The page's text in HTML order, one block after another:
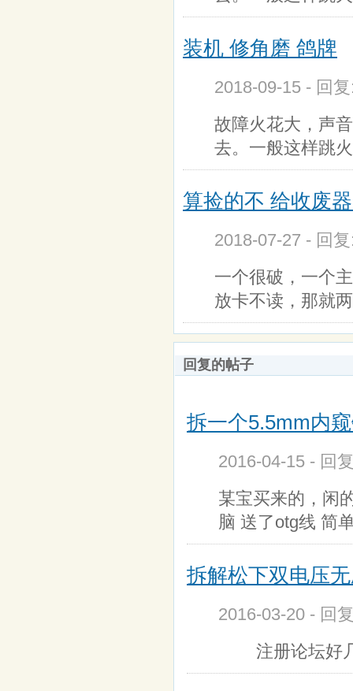
装机 修角磨 鸽牌
2018-09-15 - 回
故障火花大，声
去。一般这样跳
算捡的不 给收废
2018-07-27 - 回
一个很破，一个
放卡不读，那就
回复的帖子
拆一个5.5mm内
2016-04-15 - 回
某宝买来的，闲
脑 送了otg线 简
拆解松下双电压
2016-03-20 - 回
注册论坛好几